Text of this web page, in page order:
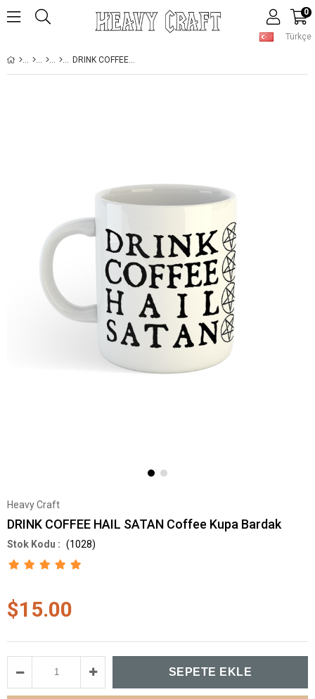
Türkçe
0
DRINK COFFEE HAIL SATAN COFFEE KUPA BARDAK
Heavy Craft
DRINK COFFEE HAIL SATAN Coffee Kupa Bardak
(1028)
$15.00